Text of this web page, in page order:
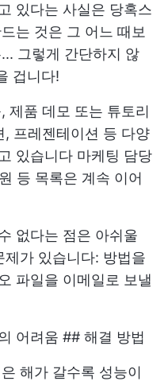
있다는 사실은 당혹스
는 것은 그 어느 때보
그렇게 간단하지 않
겁니다!
제품 데모 또는 튜토리
프레젠테이션 등 다양
있습니다 마케팅 담당
등 목록은 계속 이어
없다는 점은 아쉬울
가 있습니다: 방법을
파일을 이메일로 보낼
어려움 ## 해결 방법
은 해가 갈수록 성능이